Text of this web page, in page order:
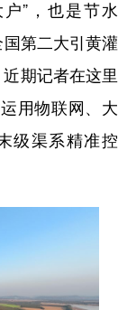
”，也是节水
国第二大引黄灌
期记者在这里
用物联网、大
级渠系精准控